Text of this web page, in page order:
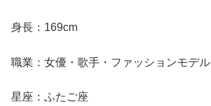
身長：169cm
職業：女優・歌手・ファッションモデル
星座：ふたご座